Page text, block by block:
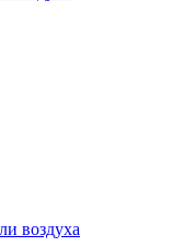
воздуха